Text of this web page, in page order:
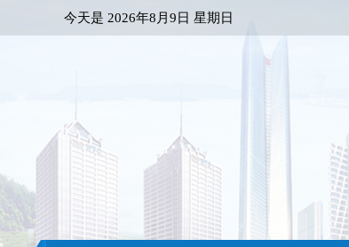
今天是 2026年8月9日 星期日